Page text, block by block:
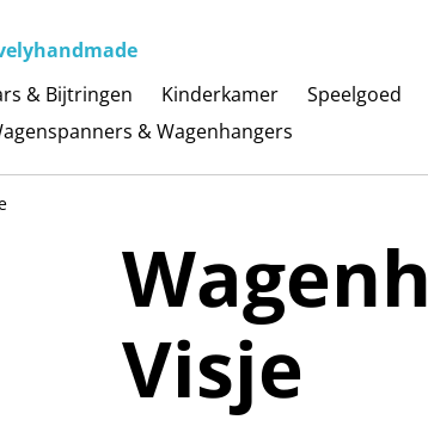
& Bijtringen Kinderkamer Speelgoed
& Wagenhangers
Visje